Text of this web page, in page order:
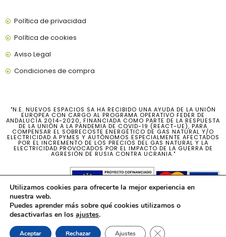
Política de privacidad
Política de cookies
Aviso Legal
Condiciones de compra
"N.E. NUEVOS ESPACIOS SA HA RECIBIDO UNA AYUDA DE LA UNIÓN
EUROPEA CON CARGO AL PROGRAMA OPERATIVO FEDER DE
ANDALUCÍA 2014-2020, FINANCIADA COMO PARTE DE LA RESPUESTA
DE LA UNIÓN A LA PANDEMIA DE COVID-19 (REACT-UE), PARA
COMPENSAR EL SOBRECOSTE ENERGÉTICO DE GAS NATURAL Y/O
ELECTRICIDAD A PYMES Y AUTÓNOMOS ESPECIALMENTE AFECTADOS
POR EL INCREMENTO DE LOS PRECIOS DEL GAS NATURAL Y LA
ELECTRICIDAD PROVOCADOS POR EL IMPACTO DE LA GUERRA DE
AGRESIÓN DE RUSIA CONTRA UCRANIA."
Utilizamos cookies para ofrecerte la mejor experiencia en
nuestra web.
Puedes aprender más sobre qué cookies utilizamos o
desactivarlas en los ajustes.
Aceptar Rechazar Ajustes Cerrar el banner de